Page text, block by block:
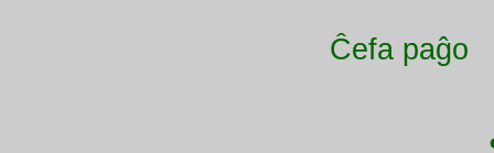
Ĉefa paĝo